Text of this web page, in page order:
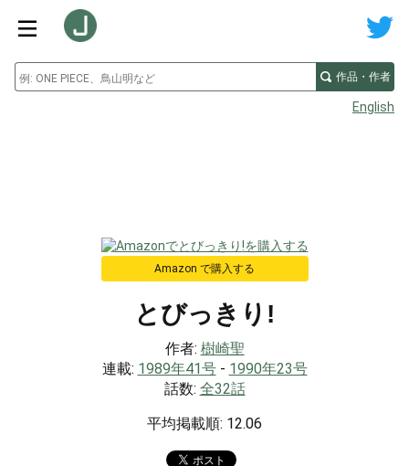
作品・作者
English
Amazon で購入する
とびっきり!
作者: 樹崎聖
連載: 1989年41号- 1990年23号
話数: 全32話
平均掲載順: 12.06